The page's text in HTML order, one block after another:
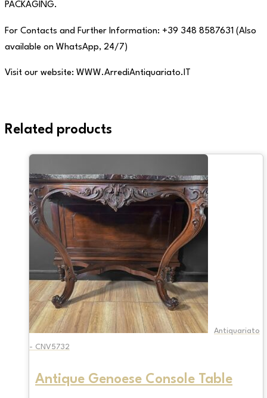
PACKAGING.
For Contacts and Further Information: +39 348 8587631 (Also
available on WhatsApp, 24/7)
Visit our website: WWW.ArrediAntiquariato.IT
Related products
Antiquariato
- CNV5732
Antique Genoese Console Table